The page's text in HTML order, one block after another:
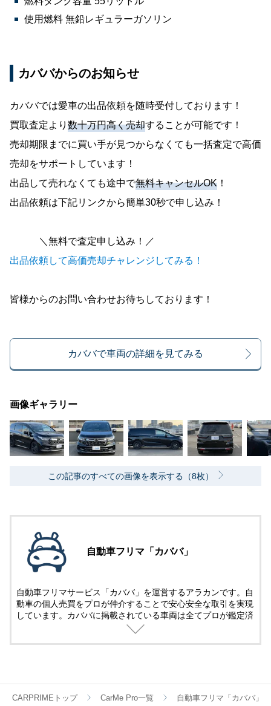
使用燃料 無鉛レギュラーガソリン
カババからのお知らせ
カババでは愛車の出品依頼を随時受付しております！
買取査定より 数十万円高く売却することが可能です！
売却期限までに買い手が見つからなくても一括査定で高価
売却をサポートしています！
出品して売れなくても途中で無料キャンセルOK ！
出品依頼は下記リンクから簡単30秒で申し込み！
＼無料で査定申し込み！／
出品依頼して高価売却チャレンジしてみる！
皆様からのお問い合わせお待ちしております！
カババで車両の詳細を見てみる
画像ギャラリー
この記事のすべての画像を表示する（8枚）
自動車フリマ「カババ」
自動車フリマサービス「カババ」を運営するアラカンです。自
動車の個人売買をプロが仲介することで安心安全な取引を実現
しています。カババに掲載されている車両は全てプロが鑑定済
CARPRIMEトップ CarMe Pro一覧 自動車フリマ「カババ」